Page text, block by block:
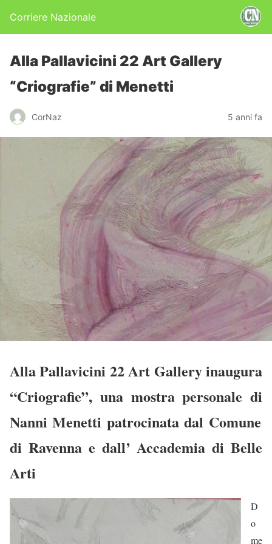
Corriere Nazionale
Alla Pallavicini 22 Art Gallery
“Criografie” di Menetti
CorNaz 5 anni fa
Alla Pallavicini 22 Art Galleryinaugura
“Criografie”, una mostra personale di
Nanni Menetti patrocinata dal Comune
di Ravenna e dall’Accademia di Belle
Arti
D
o
me